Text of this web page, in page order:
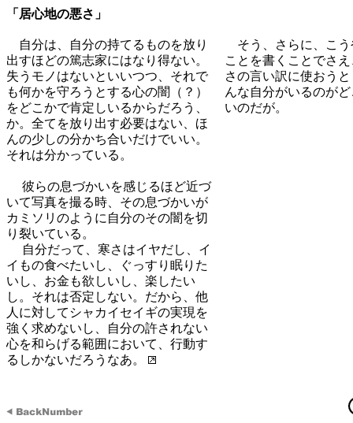
「居心地の悪さ」
自分は、自分の持てるものを放り
出すほどの篤志家にはなり得ない。
失うモノはないといいつつ、それで
も何かを守ろうとする心の闇（？）
をどこかで肯定しいるからだろう、
か。全てを放り出す必要はない、ほ
んの少しの分かち合いだけでいい。
それは分かっている。
彼らの息づかいを感じるほど近づ
いて写真を撮る時、その息づかいが
カミソリのように自分のその闇を切
り裂いている。
自分だって、寒さはイヤだし、イ
イもの食べたいし、ぐっすり眠りた
いし、お金も欲しいし、楽したい
し。それは否定しない。だから、他
人に対してシャカイセイギの実現を
強く求めないし、自分の許されない
心を和らげる範囲において、行動す
るしかないだろうなあ。
そう、さらに、こう
ことを書くことでさ
さの言い訳に使おう
んな自分がいるのが
いのだが。